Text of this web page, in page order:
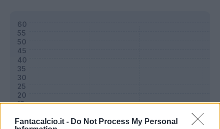
Fantacalcio.it - Do Not Process My Personal